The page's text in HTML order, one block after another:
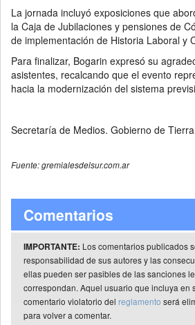
La jornada incluyó exposiciones que
la Caja de Jubilaciones y pensiones de
de implementación de Historia Laboral y
Para finalizar, Bogarin expresó su
asistentes, recalcando que el evento
hacia la modernización del sistema
Secretaría de Medios. Gobierno de
Fuente: gremialesdelsur.com.ar
Comentarios
IMPORTANTE: Los comentarios publicados
responsabilidad de sus autores y las
ellas pueden ser pasibles de las sanciones
correspondan. Aquel usuario que incluya en
comentario violatorio del reglamento será
para volver a comentar.